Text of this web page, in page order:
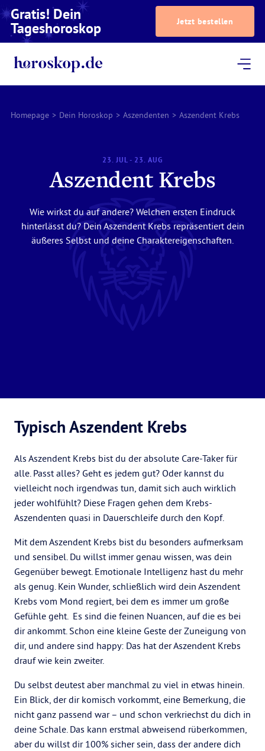
Gratis! Dein
Tageshoroskop Jetzt bestellen
Homepage > Dein Horoskop > Aszendenten > Aszendent Krebs
23. JUL - 23. AUG
Aszendent Krebs
Wie wirkst du auf andere? Welchen ersten Eindruck
hinterlässt du? Dein Aszendent Krebs repräsentiert dein
äußeres Selbst und deine Charaktereigenschaften.
Typisch Aszendent Krebs
Als Aszendent Krebs bist du der absolute Care-Taker für
alle. Passt alles? Geht es jedem gut? Oder kannst du
vielleicht noch irgendwas tun, damit sich auch wirklich
jeder wohlfühlt? Diese Fragen gehen dem Krebs-
Aszendenten quasi in Dauerschleife durch den Kopf.
Mit dem Aszendent Krebs bist du besonders aufmerksam
und sensibel. Du willst immer genau wissen, was dein
Gegenüber bewegt. Emotionale Intelligenz hast du mehr
als genug. Kein Wunder, schließlich wird dein Aszendent
Krebs vom Mond regiert, bei dem es immer um große
Gefühle geht. Es sind die feinen Nuancen, auf die es bei
dir ankommt. Schon eine kleine Geste der Zuneigung von
dir, und andere sind happy: Das hat der Aszendent Krebs
drauf wie kein zweiter.
Du selbst deutest aber manchmal zu viel in etwas hinein.
Ein Blick, der dir komisch vorkommt, eine Bemerkung, die
nicht ganz passend war – und schon verkriechst du dich in
deine Schale. Das kann erstmal abweisend rüberkommen,
aber du willst dir 100% sicher sein, dass der andere dich